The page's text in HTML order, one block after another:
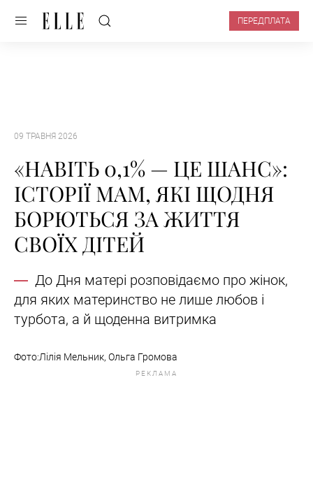
ПЕРЕДПЛАТА
09 ТРАВНЯ 2026
«НАВІТЬ 0,1% — ЦЕ ШАНС»:
ІСТОРІЇ МАМ, ЯКІ ЩОДНЯ
БОРЮТЬСЯ ЗА ЖИТТЯ
СВОЇХ ДІТЕЙ
До Дня матері розповідаємо про жінок,
для яких материнство не лише любов і
турбота, а й щоденна витримка
Фото:Лілія Мельник, Ольга Громова
РЕКЛАМА